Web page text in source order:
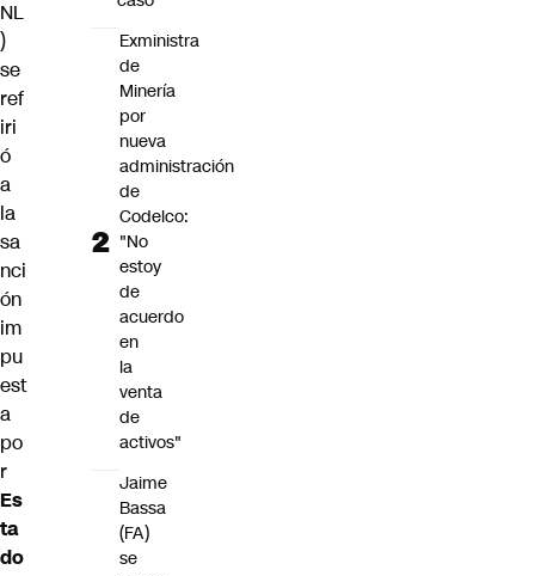
NL
)
se
ref
iri
ó
a
la
sa
nci
ón
im
pu
est
a
po
r
Es
ta
do
Exministra
de
Minería
por
nueva
administración
de
Codelco:
"No
estoy
de
acuerdo
en
la
venta
de
activos"
Jaime
Bassa
(FA)
se